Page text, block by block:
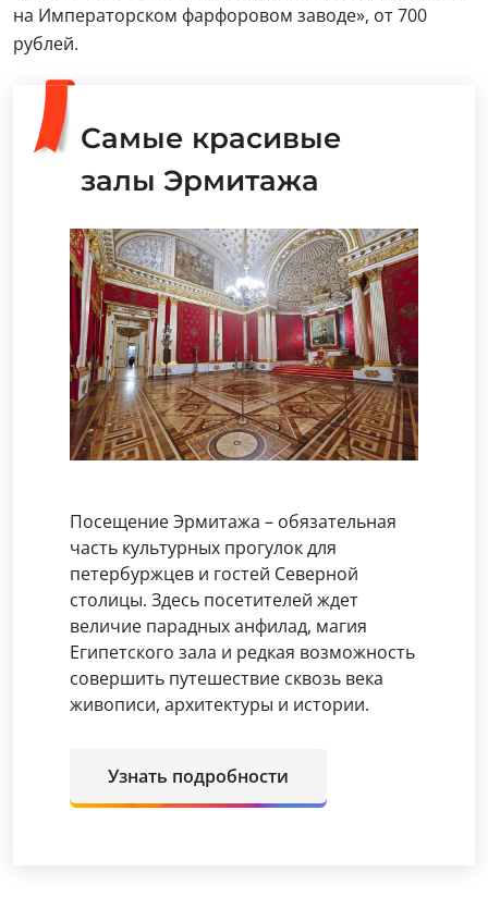
на Императорском фарфоровом заводе», от 700
рублей.
Самые красивые
залы Эрмитажа
Посещение Эрмитажа – обязательная
часть культурных прогулок для
петербуржцев и гостей Северной
столицы. Здесь посетителей ждет
величие парадных анфилад, магия
Египетского зала и редкая возможность
совершить путешествие сквозь века
живописи, архитектуры и истории.
Узнать подробности